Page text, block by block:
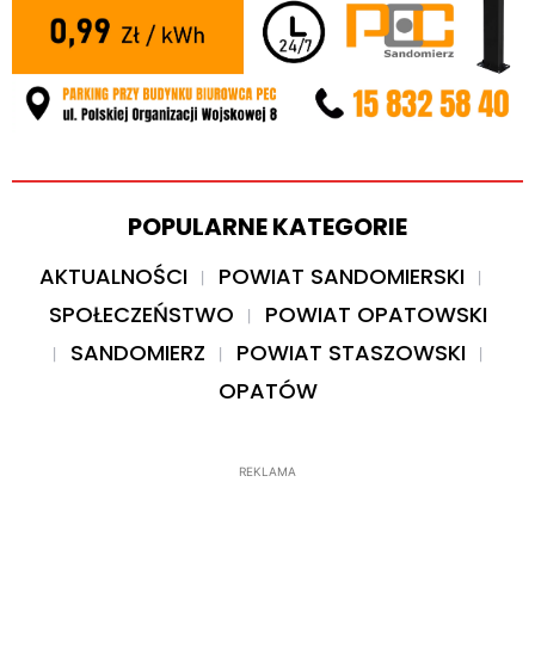
POPULARNE KATEGORIE
AKTUALNOŚCI
POWIAT SANDOMIERSKI
SPOŁECZEŃSTWO
POWIAT OPATOWSKI
SANDOMIERZ
POWIAT STASZOWSKI
OPATÓW
REKLAMA